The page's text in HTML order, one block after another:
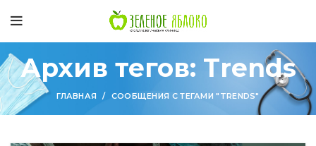
Архив тегов: Trends
ГЛАВНАЯ СООБЩЕНИЯ С ТЕГАМИ "TRENDS"